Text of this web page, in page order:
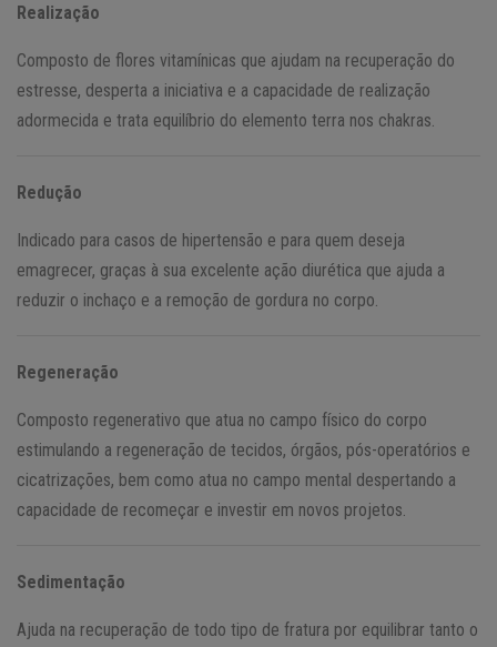
Realização
Composto de flores vitamínicas que ajudam na recuperação do
estresse, desperta a iniciativa e a capacidade de realização
adormecida e trata equilíbrio do elemento terra nos chakras.
Redução
Indicado para casos de hipertensão e para quem deseja
emagrecer, graças à sua excelente ação diurética que ajuda a
reduzir o inchaço e a remoção de gordura no corpo.
Regeneração
Composto regenerativo que atua no campo físico do corpo
estimulando a regeneração de tecidos, órgãos, pós-operatórios e
cicatrizações, bem como atua no campo mental despertando a
capacidade de recomeçar e investir em novos projetos.
Sedimentação
Ajuda na recuperação de todo tipo de fratura por equilibrar tanto o